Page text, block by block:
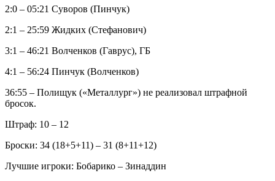
2:0 – 05:21 Суворов (Пинчук)
2:1 – 25:59 Жидких (Стефанович)
3:1 – 46:21 Волченков (Гаврус), ГБ
4:1 – 56:24 Пинчук (Волченков)
36:55 – Полищук («Металлург») не реализовал штрафной
бросок.
Штраф: 10 – 12
Броски: 34 (18+5+11) – 31 (8+11+12)
Лучшие игроки: Бобарико – Зинаддин